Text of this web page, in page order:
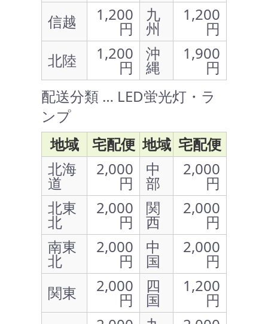
信越
1,200
円
九
州
1,200
円
北陸
1,200
円
沖
縄
1,900
円
配送分類 … LED蛍光灯・ラ
ンプ
地域
宅配便 地域 宅配便
北海
道
2,000
円
中
部
2,000
円
北東
北
2,000
円
関
西
2,000
円
南東
北
2,000
円
中
国
2,000
円
関東
2,000
円
四
国
1,200
円